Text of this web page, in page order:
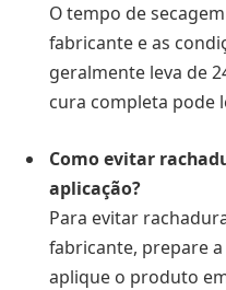
O tempo de
fabricante e as
geralmente leva de
cura completa pode
Como evitar
aplicação?
Para evitar
fabricante, prepare
aplique o produto